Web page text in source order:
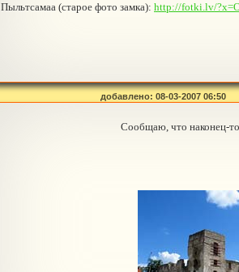
Пыльтсамаа (старое фото замка): http://fotki.lv/
добавлено: 08-03-2007 06:50
Сообщаю, что наконец-